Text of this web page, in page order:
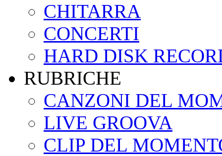
CHITARRA
CONCERTI
HARD DISK
RUBRICHE
CANZONI DEL
LIVE GROOVA
CLIP DEL